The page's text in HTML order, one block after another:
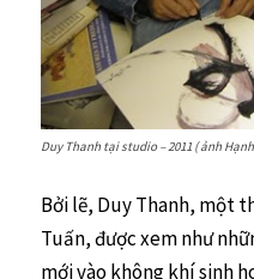
Duy Thanh tại studio – 2011 ( ảnh
Bởi lẽ, Duy Thanh, một
Tuấn, được xem như
mới vào không khí sinh